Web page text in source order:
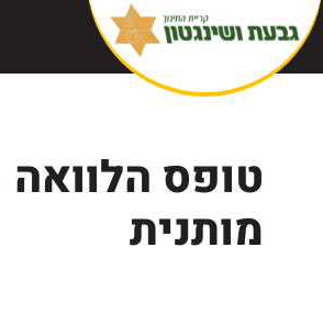
אתר בהרצה
טופס הלוואה
מותנית